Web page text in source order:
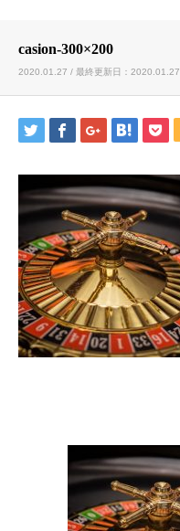
casion-300×200
2020.01.27 / 最終更新日：2020.01.27